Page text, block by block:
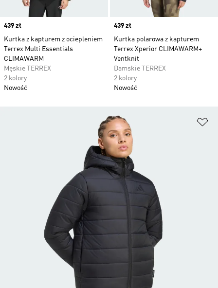
Price
439 zł
Kurtka z kapturem z ociepleniem
Terrex Multi Essentials
CLIMAWARM
Męskie TERREX
2 kolory
Nowość
Price
439 zł
Kurtka polarowa z kapturem
Terrex Xperior CLIMAWARM+
Ventknit
Damskie TERREX
2 kolory
Nowość